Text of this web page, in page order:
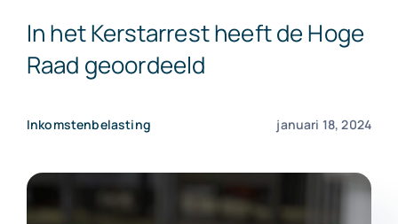
In het Kerstarrest heeft de Hoge
Raad geoordeeld
Inkomstenbelasting januari 18, 2024